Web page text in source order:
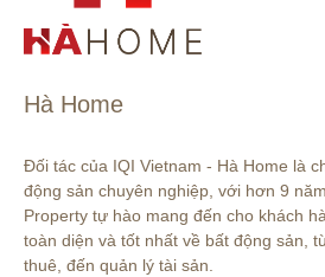
Hà Home
Đối tác của IQI Vietnam - Hà Home là
động sản chuyên nghiệp, với hơn 9
Property tự hào mang đến cho khách
toàn diện và tốt nhất về bất động sản,
thuê, đến quản lý tài sản.